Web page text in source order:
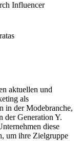
Influencer
aktuellen und
als
in der Modebranche,
der Generation Y.
diese
um ihre Zielgruppe